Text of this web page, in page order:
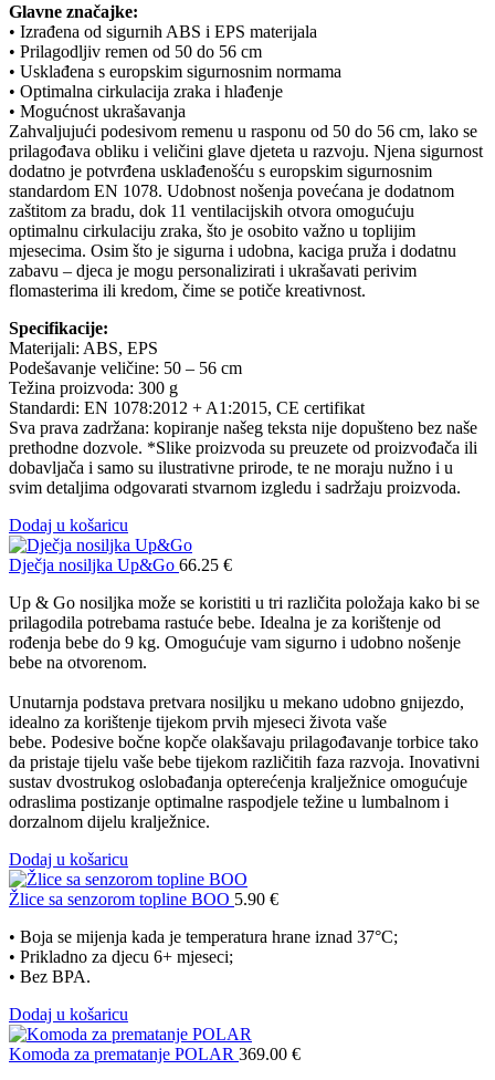
Glavne značajke:
• Izrađena od sigurnih ABS i EPS materijala
• Prilagodljiv remen od 50 do 56 cm
• Usklađena s europskim sigurnosnim normama
• Optimalna cirkulacija zraka i hlađenje
• Mogućnost ukrašavanja
Zahvaljujući podesivom remenu u rasponu od 50 do 56 cm, lako se
prilagođava obliku i veličini glave djeteta u razvoju. Njena sigurnost
dodatno je potvrđena usklađenošću s europskim sigurnosnim
standardom EN 1078. Udobnost nošenja povećana je dodatnom
zaštitom za bradu, dok 11 ventilacijskih otvora omogućuju
optimalnu cirkulaciju zraka, što je osobito važno u toplijim
mjesecima. Osim što je sigurna i udobna, kaciga pruža i dodatnu
zabavu – djeca je mogu personalizirati i ukrašavati perivim
flomasterima ili kredom, čime se potiče kreativnost.
Specifikacije:
Materijali: ABS, EPS
Podešavanje veličine: 50 – 56 cm
Težina proizvoda: 300 g
Standardi: EN 1078:2012 + A1:2015, CE certifikat
Sva prava zadržana: kopiranje našeg teksta nije dopušteno bez naše
prethodne dozvole. *Slike proizvoda su preuzete od proizvođača ili
dobavljača i samo su ilustrativne prirode, te ne moraju nužno i u
svim detaljima odgovarati stvarnom izgledu i sadržaju proizvoda.
Dodaj u košaricu
Dječja nosiljka Up&Go 66.25 €
Up & Go nosiljka može se koristiti u tri različita položaja kako bi se
prilagodila potrebama rastuće bebe. Idealna je za korištenje od
rođenja bebe do 9 kg. Omogućuje vam sigurno i udobno nošenje
bebe na otvorenom.
Unutarnja podstava pretvara nosiljku u mekano udobno gnijezdo,
idealno za korištenje tijekom prvih mjeseci života vaše
bebe. Podesive bočne kopče olakšavaju prilagođavanje torbice tako
da pristaje tijelu vaše bebe tijekom različitih faza razvoja. Inovativni
sustav dvostrukog oslobađanja opterećenja kralježnice omogućuje
odraslima postizanje optimalne raspodjele težine u lumbalnom i
dorzalnom dijelu kralježnice.
Dodaj u košaricu
Žlice sa senzorom topline BOO 5.90 €
• Boja se mijenja kada je temperatura hrane iznad 37°C;
• Prikladno za djecu 6+ mjeseci;
• Bez BPA.
Dodaj u košaricu
Komoda za prematanje POLAR 369.00 €